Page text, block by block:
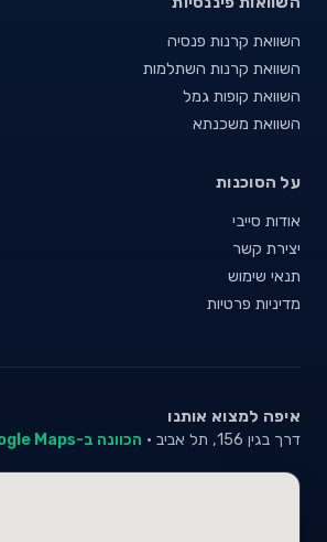
השוואת קרנות פנסיה
השוואת קרנות השתלמות
השוואת קופות גמל
השוואת משכנתא
על הסוכנות
אודות סייבי
יצירת קשר
תנאי שימוש
מדיניות פרטיות
איפה למצוא אותנו
דרך בגין 156, תל אביב · הכוונה ב-Google Maps ←